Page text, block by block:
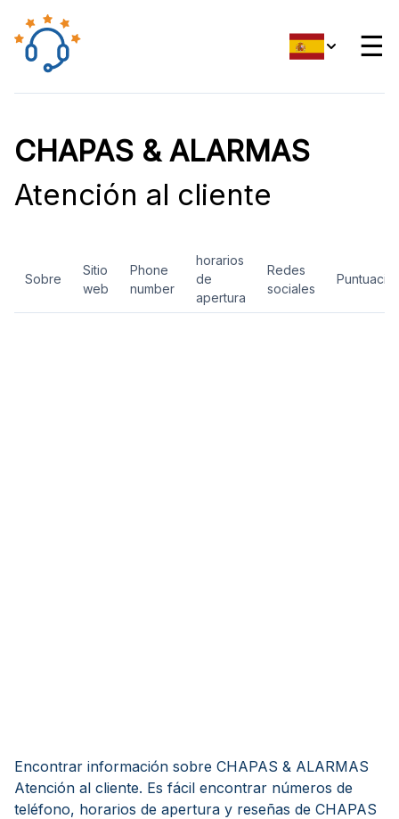
☰
CHAPAS & ALARMAS
Atención al cliente
Sobre
Sitio
web
Phone
number
horarios
de
apertura
Redes
sociales
Encontrar información sobre CHAPAS & ALARMAS
Atención al cliente. Es fácil encontrar números de
teléfono, horarios de apertura y reseñas de CHAPAS